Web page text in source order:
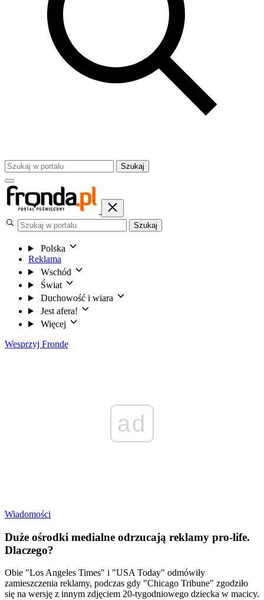
Szukaj
Szukaj
Polska
Reklama
Wschód
Świat
Duchowość i wiara
Jest afera!
Więcej
Wesprzyj Frondę
ad
Wiadomości
Duże ośrodki medialne odrzucają reklamy pro-life.
Dlaczego?
Obie "Los Angeles Times" i "USA Today" odmówiły
zamieszczenia reklamy, podczas gdy "Chicago Tribune" zgodziło
się na wersję z innym zdjęciem 20-tygodniowego dziecka w macicy.